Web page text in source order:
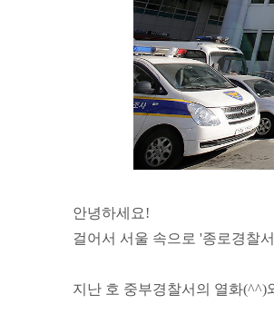
안녕하세요!
걸어서 서울 속으로 '종로경찰
지난 호 중부경찰서의 열화(^^)